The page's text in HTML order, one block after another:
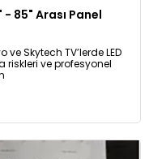
- 85" Arası Panel
Skytech TV’lerde LED
riskleri ve profesyonel